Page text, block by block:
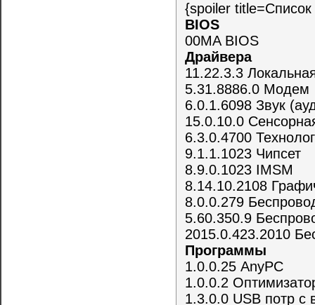
{spoiler
BIOS
00MA BIOS
Драйвера
11.22.3.3
5.31.8886.0 Модем
6.0.1.6098 Звук
15.0.10.0
6.3.0.4700
9.1.1.1023 Чипсет
8.9.0.1023 IMSM
8.14.10.2108
8.0.0.279
5.60.350.9
2015.0.423.2010
Программы
1.0.0.25 AnyPC
1.0.0.2
1.3.0.0 USB потр с